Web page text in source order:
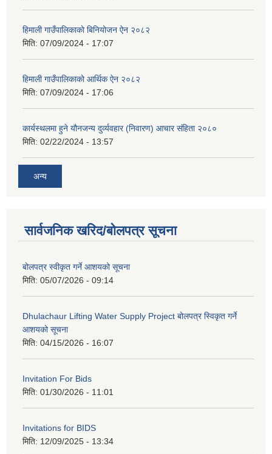
हिमाली गाउँपालिकाकाे बिनियोजन ऐन २०८२
मिति: 07/09/2024 - 17:07
हिमाली गाउँपालिकाकाे आर्थिक ऐन २०८२
मिति: 07/09/2024 - 17:06
कार्यस्थलमा हुने यौनजन्य दुर्व्यवहार (निवारण) आचार संहिता २०८०
मिति: 02/22/2024 - 13:57
अन्य
सार्वजनिक खरिद/बोलपत्र सूचना
बोलपत्र स्वीकृत गर्ने आशयको सूचना
मिति: 05/07/2026 - 09:14
Dhulachaur Lifting Water Supply Project बोलपत्र स्विकृत गर्ने
आशयको सूचना
मिति: 04/15/2026 - 16:07
Invitation For Bids
मिति: 01/30/2026 - 11:01
Invitations for BIDS
मिति: 12/09/2025 - 13:34